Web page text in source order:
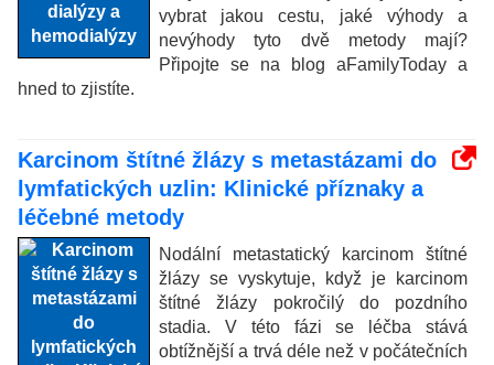
vybrat jakou cestu, jaké výhody a
nevýhody tyto dvě metody mají?
Připojte se na blog aFamilyToday a
hned to zjistíte.
Karcinom štítné žlázy s metastázami do
lymfatických uzlin: Klinické příznaky a
léčebné metody
Nodální metastatický karcinom štítné
žlázy se vyskytuje, když je karcinom
štítné žlázy pokročilý do pozdního
stadia. V této fázi se léčba stává
obtížnější a trvá déle než v počátečních